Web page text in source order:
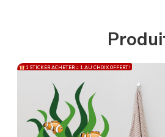
1 STICKER ACHETER = 1 AU CHOIX OFFERT !